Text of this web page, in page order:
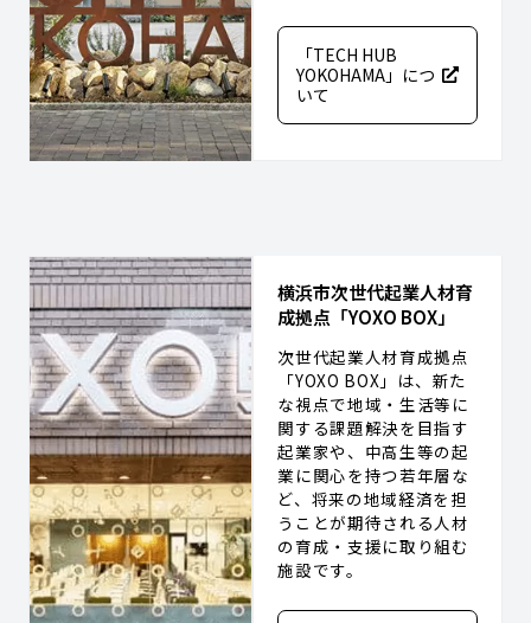
「TECH HUB
YOKOHAMA」につ
いて
横浜市次世代起業人材育
成拠点「YOXO BOX」
次世代起業人材育成拠点
「YOXO BOX」は、新た
な視点で地域・生活等に
関する課題解決を目指す
起業家や、中高生等の起
業に関心を持つ若年層な
ど、将来の地域経済を担
うことが期待される人材
の育成・支援に取り組む
施設です。